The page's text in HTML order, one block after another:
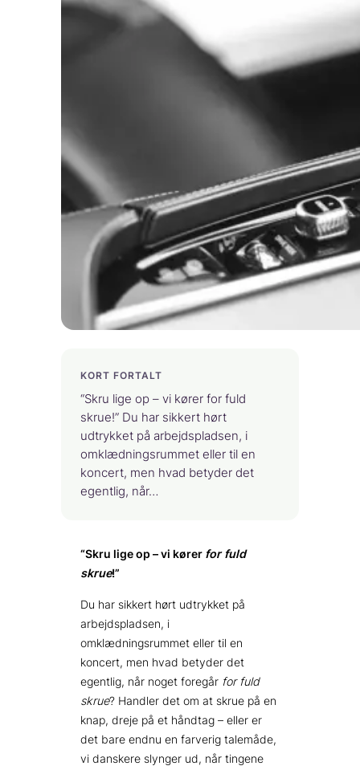
KORT FORTALT
“Skru lige op – vi kører for fuld
skrue!” Du har sikkert hørt
udtrykket på arbejdspladsen, i
omklædningsrummet eller til en
koncert, men hvad betyder det
egentlig, når…
“Skru lige op – vi kører for fuld
skrue!”
Du har sikkert hørt udtrykket på
arbejdspladsen, i
omklædningsrummet eller til en
koncert, men hvad betyder det
egentlig, når noget foregår for fuld
skrue? Handler det om at skrue på en
knap, dreje på et håndtag – eller er
det bare endnu en farverig talemåde,
vi danskere slynger ud, når tingene